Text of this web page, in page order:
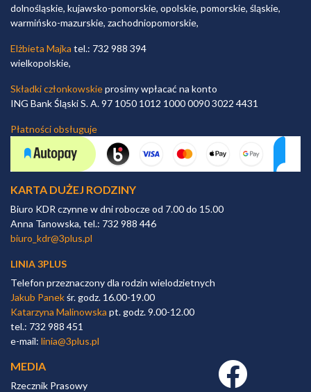
dolnośląskie, kujawsko-pomorskie, opolskie, pomorskie, śląskie,
warmińsko-mazurskie, zachodniopomorskie,
Elżbieta Majka tel.: 732 988 394
wielkopolskie,
Składki członkowskieprosimy wpłacać na konto
ING Bank Śląski S. A. 97 1050 1012 1000 0090 3022 4431
Płatności obsługuje
KARTA DUŻEJ RODZINY
Biuro KDR czynne w dni robocze od 7.00 do 15.00
Anna Tanowska, tel.: 732 988 446
biuro_kdr@3plus.pl
LINIA 3PLUS
Telefon przeznaczony dla rodzin wielodzietnych
Jakub Panekśr. godz. 16.00-19.00
Katarzyna Malinowska pt. godz. 9.00-12.00
tel.: 732 988 451
e-mail: linia@3plus.pl
MEDIA
Rzecznik Prasowy
Facebook link